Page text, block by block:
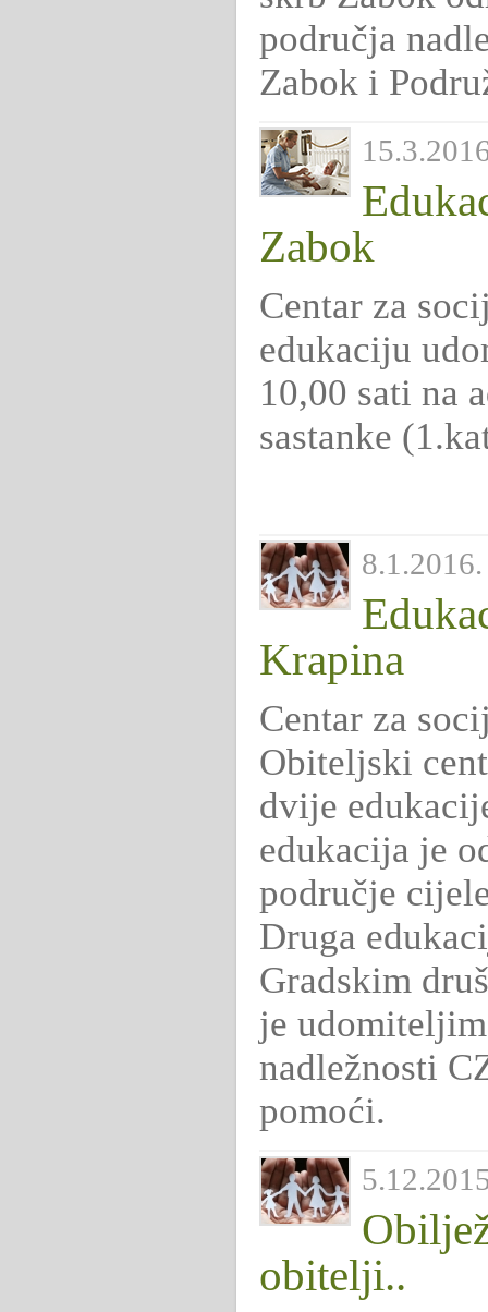
područja
Zabok i
Zabok
Centar za
edukaciju
10,00 sati na
sastanke
Krapina
Centar za
Obiteljski
dvije
edukacija je
područje
Druga
Gradskim
je
nadležnosti
pomoći.
obitelji..